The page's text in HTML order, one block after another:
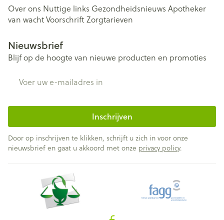
Over ons Nuttige links Gezondheidsnieuws Apotheker
van wachtVoorschriftZorgtarieven
Nieuwsbrief
Blijf op de hoogte van nieuwe producten en promoties
Inschrijven
Door op inschrijven te klikken, schrijft u zich in voor onze
nieuwsbrief en gaat u akkoord met onze privacy policy.